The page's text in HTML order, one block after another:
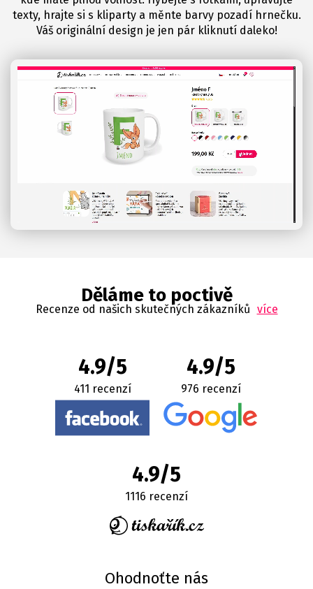
texty, hrajte si s kliparty a měnte barvy pozadí hrnečku.
Váš originální design je jen pár kliknutí daleko!
Děláme to poctivě
Recenze od našich skutečných zákazníků více
4.9/5
411 recenzí
4.9/5
976 recenzí
4.9/5
1116 recenzí
Ohodnoťte nás